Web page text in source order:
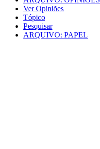
Ver Opiniões
Tópico
Pesquisar
ARQUIVO: PAPEL